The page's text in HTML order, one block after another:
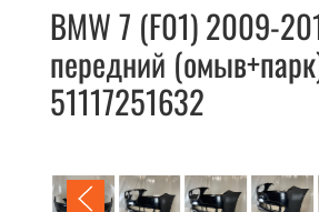
BMW 7 (F01) 2009-
передний
51117251632
BMW 7 (F01) 2009-2013 бампер